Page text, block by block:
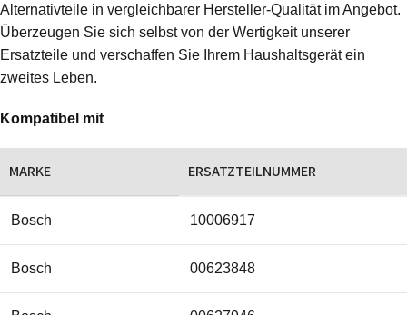
Alternativteile in vergleichbarer Hersteller-Qualität im Angebot.
Überzeugen Sie sich selbst von der Wertigkeit unserer
Ersatzteile und verschaffen Sie Ihrem Haushaltsgerät ein
zweites Leben.
Kompatibel mit
MARKE ERSATZTEILNUMMER
Bosch 10006917
Bosch 00623848